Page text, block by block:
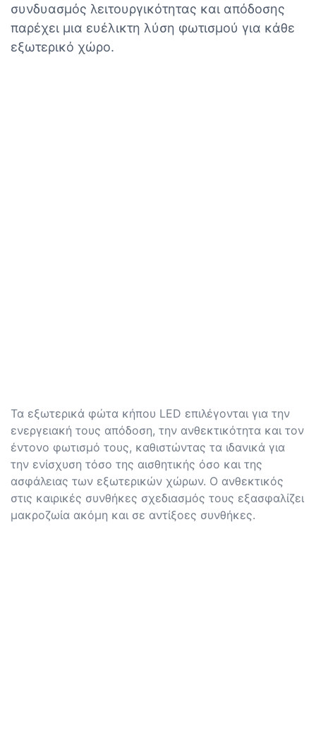
συνδυασμός λειτουργικότητας και απόδοσης
παρέχει μια ευέλικτη λύση φωτισμού για κάθε
εξωτερικό χώρο.
Τα εξωτερικά φώτα κήπου LED επιλέγονται για την
ενεργειακή τους απόδοση, την ανθεκτικότητα και τον
έντονο φωτισμό τους, καθιστώντας τα ιδανικά για
την ενίσχυση τόσο της αισθητικής όσο και της
ασφάλειας των εξωτερικών χώρων. Ο ανθεκτικός
στις καιρικές συνθήκες σχεδιασμός τους εξασφαλίζει
μακροζωία ακόμη και σε αντίξοες συνθήκες.